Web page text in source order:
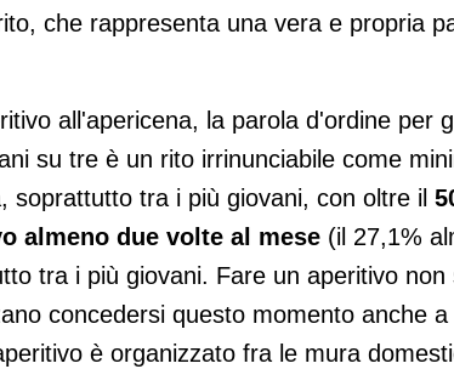
che rappresenta una vera e propria
all'apericena, la parola d'ordine per
su tre è un rito irrinunciabile come
soprattutto tra i più giovani, con oltre il
almeno due volte al mese (il 27,1%
tra i più giovani. Fare un aperitivo
concedersi questo momento anche
è organizzato fra le mura